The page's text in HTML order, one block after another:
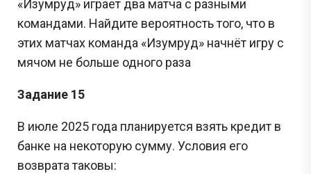
«Изумруд» играет два матча с разными
командами. Найдите вероятность того, что в
этих матчах команда «Изумруд» начнёт игру с
мячом не больше одного раза
Задание 15
В июле 2025 года планируется взять кредит в
банке на некоторую сумму. Условия его
возврата таковы: